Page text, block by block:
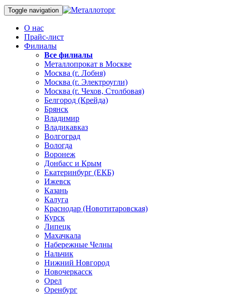
Toggle navigation
О нас
Прайс-лист
Филиалы
Все филиалы
Металлопрокат в Москве
Москва (г. Лобня)
Москва (г. Электроугли)
Москва (г. Чехов, Столбовая)
Белгород (Крейда)
Брянск
Владимир
Владикавказ
Волгоград
Вологда
Воронеж
Донбасс и Крым
Екатеринбург (ЕКБ)
Ижевск
Казань
Калуга
Краснодар (Новотитаровская)
Курск
Липецк
Махачкала
Набережные Челны
Нальчик
Нижний Новгород
Новочеркасск
Орел
Оренбург